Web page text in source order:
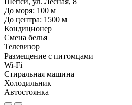
До моря: 100 м
До центра: 1500 м
Кондиционер
Смена белья
Телевизор
Размещение с питомцами
Wi-Fi
Стиральная машина
Холодильник
Автостоянка